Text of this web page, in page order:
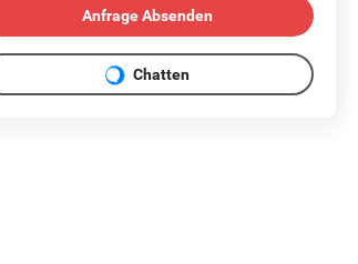
Anfrage Absenden
Chatten